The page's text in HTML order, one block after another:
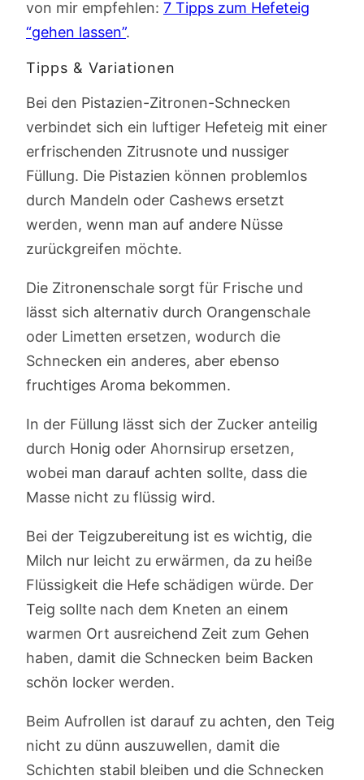
von mir empfehlen: 7 Tipps zum Hefeteig
“gehen lassen”.
Tipps & Variationen
Bei den Pistazien-Zitronen-Schnecken
verbindet sich ein luftiger Hefeteig mit einer
erfrischenden Zitrusnote und nussiger
Füllung. Die Pistazien können problemlos
durch Mandeln oder Cashews ersetzt
werden, wenn man auf andere Nüsse
zurückgreifen möchte.
Die Zitronenschale sorgt für Frische und
lässt sich alternativ durch Orangenschale
oder Limetten ersetzen, wodurch die
Schnecken ein anderes, aber ebenso
fruchtiges Aroma bekommen.
In der Füllung lässt sich der Zucker anteilig
durch Honig oder Ahornsirup ersetzen,
wobei man darauf achten sollte, dass die
Masse nicht zu flüssig wird.
Bei der Teigzubereitung ist es wichtig, die
Milch nur leicht zu erwärmen, da zu heiße
Flüssigkeit die Hefe schädigen würde. Der
Teig sollte nach dem Kneten an einem
warmen Ort ausreichend Zeit zum Gehen
haben, damit die Schnecken beim Backen
schön locker werden.
Beim Aufrollen ist darauf zu achten, den Teig
nicht zu dünn auszuwellen, damit die
Schichten stabil bleiben und die Schnecken